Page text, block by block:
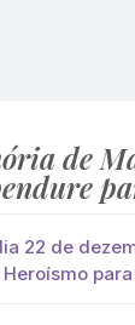
de
22 de
Pague
paga de
Palma